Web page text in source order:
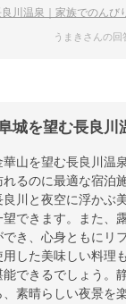
川温泉｜家族でのんびり過ごしたい
うまきさんの回
城を望む長良川
華山を望む長良川温
るのに最適な宿泊
川と夜空に浮かぶ
できます。また、
き、心身ともにリ
した美味しい料理
できるでしょう。
素晴らしい夜景を